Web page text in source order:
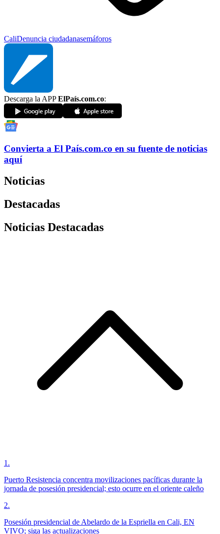
CaliDenuncia ciudadanasemáforos
Descarga la APPElPaís.com.co:
Convierta a El País.com.co en su fuente de noticias
aquí
Noticias
Destacadas
Noticias Destacadas
1 .
Puerto Resistencia concentra movilizaciones pacíficas durante la
jornada de posesión presidencial; esto ocurre en el oriente caleño
2.
Posesión presidencial de Abelardo de la Espriella en Cali, EN
VIVO; siga las actualizaciones